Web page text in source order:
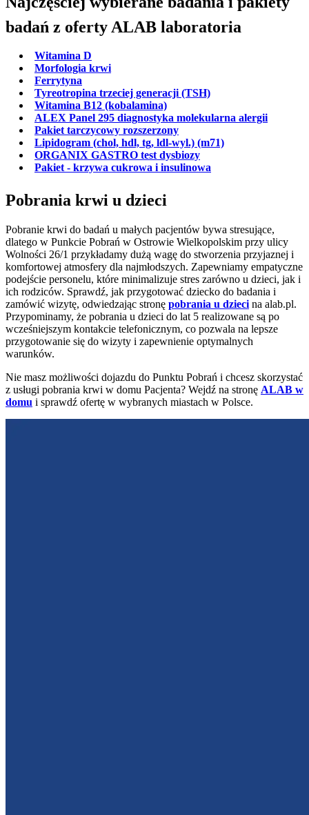
badań z oferty ALAB laboratoria
Witamina D
Morfologia krwi
Ferrytyna
Tyreotropina trzeciej generacji (TSH)
Witamina B12 (kobalamina)
ALEX Panel 295 diagnostyka molekularna alergii
Pakiet tarczycowy rozszerzony
Lipidogram (chol, hdl, tg, ldl-wyl.) (m71)
ORGANIX GASTRO test dysbiozy
Pakiet - krzywa cukrowa i insulinowa
Pobrania krwi u dzieci
Pobranie krwi do badań u małych pacjentów bywa stresujące,
dlatego w Punkcie Pobrań w Ostrowie Wielkopolskim przy ulicy
Wolności 26/1 przykładamy dużą wagę do stworzenia przyjaznej i
komfortowej atmosfery dla najmłodszych. Zapewniamy empatyczne
podejście personelu, które minimalizuje stres zarówno u dzieci, jak i
ich rodziców. Sprawdź, jak przygotować dziecko do badania i
zamówić wizytę, odwiedzając stronę pobrania u dzieci na alab.pl.
Przypominamy, że pobrania u dzieci do lat 5 realizowane są po
wcześniejszym kontakcie telefonicznym, co pozwala na lepsze
przygotowanie się do wizyty i zapewnienie optymalnych
warunków.
Nie masz możliwości dojazdu do Punktu Pobrań i chcesz skorzystać
z usługi pobrania krwi w domu Pacjenta? Wejdź na stronę ALAB w
domu i sprawdź ofertę w wybranych miastach w Polsce.